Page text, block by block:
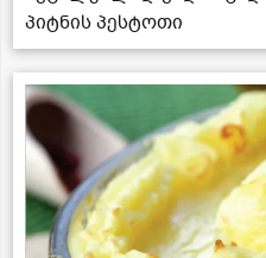
პიტნის პესტოთი